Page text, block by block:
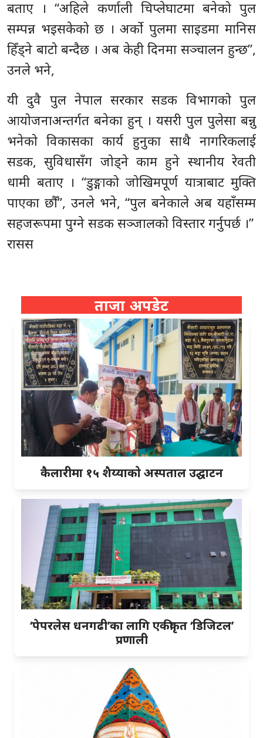
बताए । “अहिले कर्णाली चिप्लेघाटमा बनेको पुल
सम्पन्न भइसकेको छ । अर्को पुलमा साइडमा मानिस
हिँड्ने बाटो बन्दैछ । अब केही दिनमा सञ्चालन हुन्छ”,
उनले भने,
यी दुवै पुल नेपाल सरकार सडक विभागको पुल
आयोजनाअन्तर्गत बनेका हुन् । यसरी पुल पुलेसा बन्नु
भनेको विकासका कार्य हुनुका साथै नागरिकलाई
सडक, सुविधासँग जोड्ने काम हुने स्थानीय रेवती
धामी बताए । “डुङ्गाको जोखिमपूर्ण यात्राबाट मुक्ति
पाएका छौँ”, उनले भने, “पुल बनेकाले अब यहाँसम्म
सहजरूपमा पुग्ने सडक सञ्जालको विस्तार गर्नुपर्छ ।”
रासस
ताजा अपडेट
कैलारीमा १५ शैय्याको अस्पताल उद्घाटन
‘पेपरलेस धनगढी’का लागि एकीकृत ‘डिजिटल’
प्रणाली